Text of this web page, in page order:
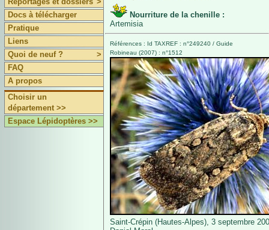
Docs à télécharger
Pratique
Liens
Quoi de neuf ?
>
FAQ
A propos
Choisir un
département >>
Espace Lépidoptères >>
Nourriture de la chenille :
Artemisia
Références : Id TAXREF : n°249240 / Guide
Robineau (2007) : n°1512
Saint-Crépin (Hautes-Alpes), 3 septembre